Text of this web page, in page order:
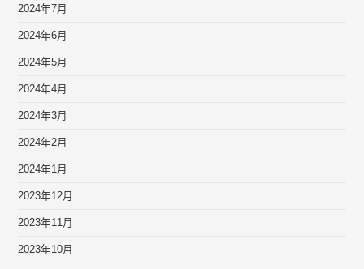
2024年7月
2024年6月
2024年5月
2024年4月
2024年3月
2024年2月
2024年1月
2023年12月
2023年11月
2023年10月